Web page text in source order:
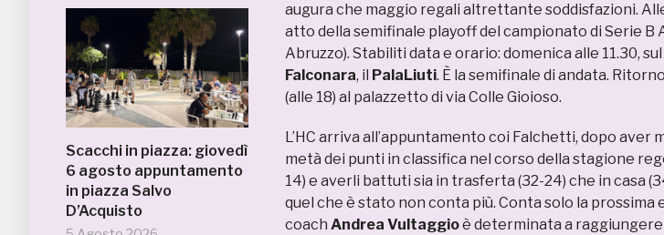
Scacchi in piazza: giovedì
6 agosto appuntamento
in piazza Salvo
D’Acquisto
augura che maggio regali altrettante soddisfazioni.
atto della semifinale playoff del campionato di Serie B
Abruzzo). Stabiliti data e orario: domenica alle 11.30,
Falconara, il PalaLiuti. È la semifinale di andata.
(alle 18) al palazzetto di via Colle Gioioso.
L’HC arriva all’appuntamento coi Falchetti, dopo aver
metà dei punti in classifica nel corso della stagione
14) e averli battuti sia in trasferta (32-24) che in casa
quel che è stato non conta più. Conta solo la prossima
coach Andrea Vultaggioè determinata a raggiungere